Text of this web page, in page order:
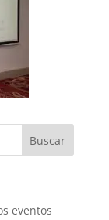
eventos